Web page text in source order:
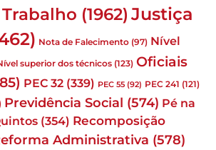
(1962) Justiça
Nota de Falecimento (97) Nível
superior dos técnicos (123) Oficiais
PEC 32 (339) PEC 55 (92) PEC 241 (121)
Previdência Social (574) Pé na
(354) Recomposição
Administrativa (578)